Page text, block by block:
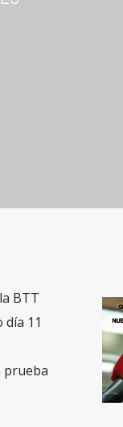
BTT
día 11
prueba